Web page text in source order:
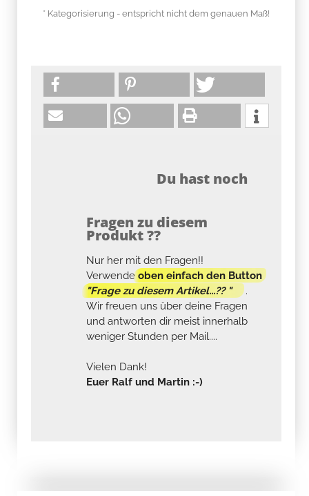
* Kategorisierung - entspricht nicht dem genauen Maß!
Du hast noch
Fragen zu diesem
Produkt ??
Nur her mit den Fragen!!
Verwendeoben einfach den Button
"Frage zu diesem Artikel...?? "
.
Wir freuen uns über deine Fragen
und antworten dir meist innerhalb
weniger Stunden per Mail....
Vielen Dank!
Euer Ralf und Martin :-)